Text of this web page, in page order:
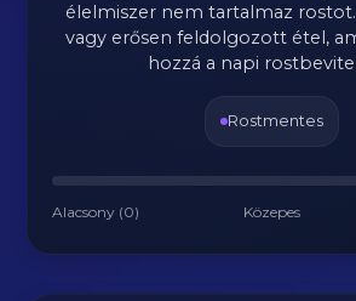
élelmiszer nem tartalmaz
vagy erősen feldolgozott étel,
hozzá a napi
Rostmentes
Alacsony (0) Közepes